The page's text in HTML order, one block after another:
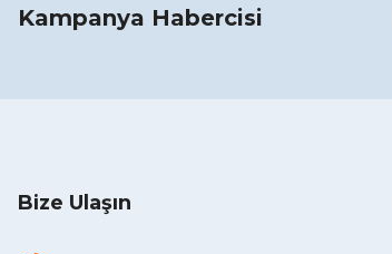
Kampanya Habercisi
Bize Ulaşın